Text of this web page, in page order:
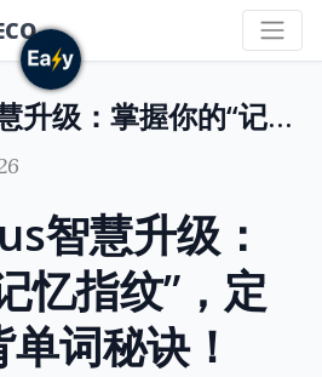
Ebbinghaus智慧升级：掌握你的“记忆指纹”，定制化高效背单词秘诀！
智慧升级：
忆指纹”，定
词秘诀！